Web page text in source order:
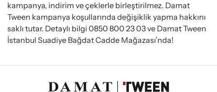
kampanya, indirim ve çeklerle birleştirilmez. Damat
Tween kampanya koşullarında değişiklik yapma hakkını
saklı tutar. Detaylı bilgi 0850 800 23 03 ve Damat Tween
İstanbul Suadiye Bağdat Cadde Mağazası’nda!